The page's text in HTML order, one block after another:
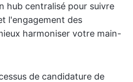
hub centralisé pour suivre
l'engagement des
harmoniser votre main-
de candidature de